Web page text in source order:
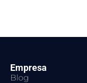
Empresa
Blog